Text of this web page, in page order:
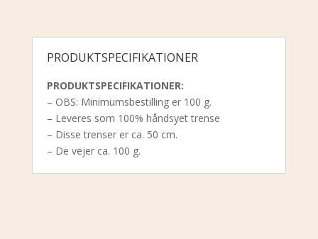
Webshop
PRODUKTSPECIFIKATIONER
PRODUKTSPECIFIKATIONER:
– OBS: Minimumsbestilling er 100 g.
– Leveres som 100% håndsyet trense
– Disse trenser er ca. 50 cm.
– De vejer ca. 100 g.